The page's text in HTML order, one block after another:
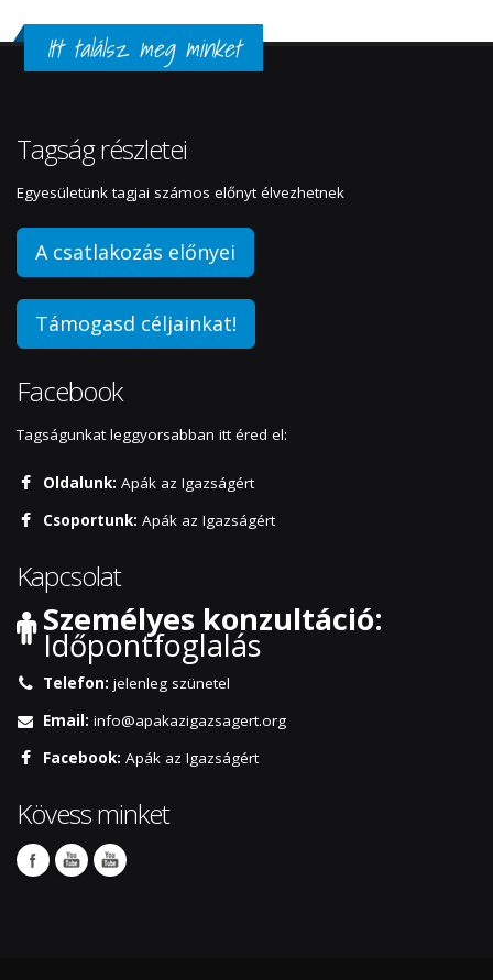
Itt találsz meg minket
Tagság részletei
Egyesületünk tagjai számos előnyt élvezhetnek
A csatlakozás előnyei
Támogasd céljainkat!
Facebook
Tagságunkat leggyorsabban itt éred el:
Oldalunk: Apák az Igazságért
Csoportunk: Apák az Igazságért
Kapcsolat
Személyes konzultáció:
Időpontfoglalás
Telefon: jelenleg szünetel
Email: info@apakazigazsagert.org
Facebook: Apák az Igazságért
Kövess minket